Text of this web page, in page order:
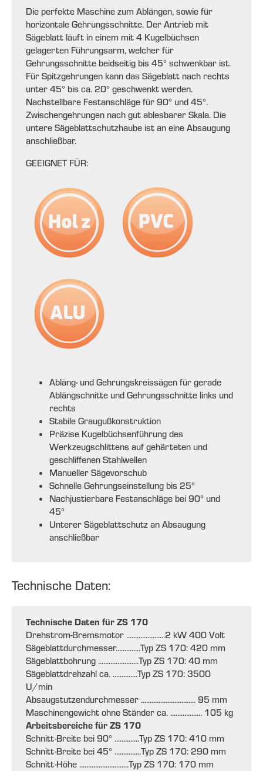
Die perfekte Maschine zum Ablängen, sowie für
horizontale Gehrungsschnitte. Der Antrieb mit
Sägeblatt läuft in einem mit 4 Kugelbüchsen
gelagerten Führungsarm, welcher für
Gehrungsschnitte beidseitig bis 45° schwenkbar ist.
Für Spitzgehrungen kann das Sägeblatt nach rechts
unter 45° bis ca. 20° geschwenkt werden.
Nachstellbare Festanschläge für 90° und 45°.
Zwischengehrungen nach gut ablesbarer Skala. Die
untere Sägeblattschutzhaube ist an eine Absaugung
anschließbar.
GEEIGNET FÜR:
Abläng- und Gehrungskreissägen für gerade
Ablängschnitte und Gehrungsschnitte links und
rechts
Stabile Graugußkonstruktion
Präzise Kugelbüchsenführung des
Werkzeugschlittens auf gehärteten und
geschliffenen Stahlwellen
Manueller Sägevorschub
Schnelle Gehrungseinstellung bis 25°
Nachjustierbare Festanschläge bei 90° und
45°
Unterer Sägeblattschutz an Absaugung
anschließbar
Technische Daten:
Technische Daten für ZS 170
Drehstrom-Bremsmotor ......................2 kW 400 Volt
Sägeblattdurchmesser..............Typ ZS 170: 420 mm
Sägeblattbohrung .......................Typ ZS 170: 40 mm
Sägeblattdrehzahl ca. ..............Typ ZS 170: 3500
U/min
Absaugstutzendurchmesser ............................... 95 mm
Maschinengewicht ohne Ständer ca. .................. 105 kg
Arbeitsbereiche für ZS 170
Schnitt-Breite bei 90° ..............Typ ZS 170: 410 mm
Schnitt-Breite bei 45° ...............Typ ZS 170: 290 mm
Schnitt-Höhe ............................Typ ZS 170: 170 mm